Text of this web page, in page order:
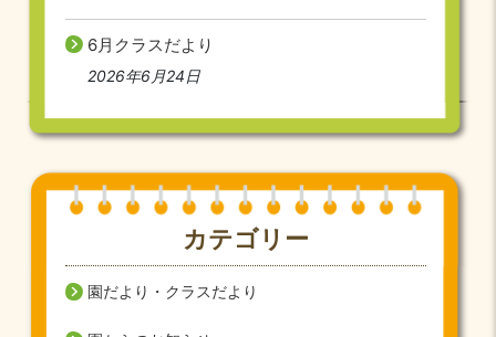
6月クラスだより
2026年6月24日
カテゴリー
園だより・クラスだより